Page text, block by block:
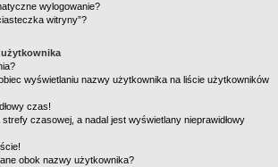
wylogowanie?
witryny”?
wyświetlaniu nazwy użytkownika na liście użytkowników
czas!
czasowej, a nadal jest wyświetlany nieprawidłowy
obok nazwy użytkownika?